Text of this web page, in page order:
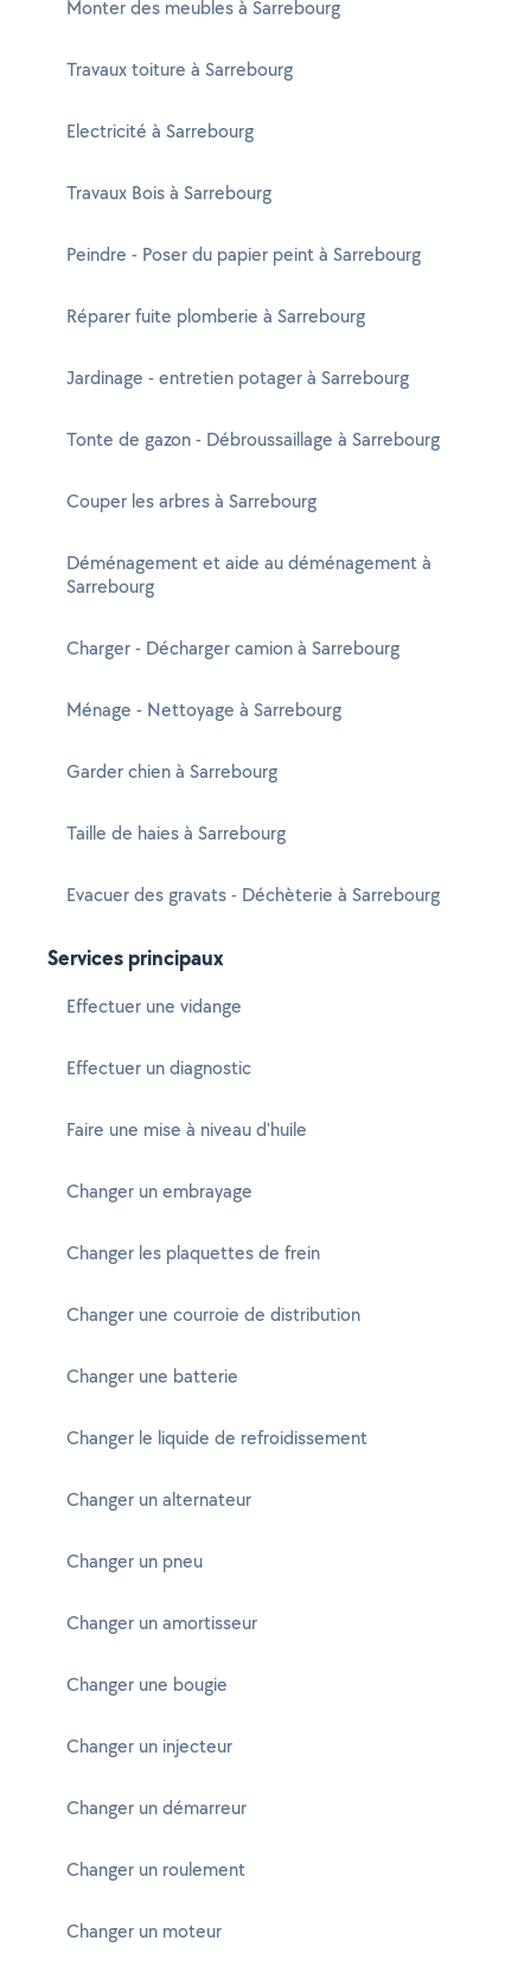
Monter des meubles à Sarrebourg
Travaux toiture à Sarrebourg
Electricité à Sarrebourg
Travaux Bois à Sarrebourg
Peindre - Poser du papier peint à Sarrebourg
Réparer fuite plomberie à Sarrebourg
Jardinage - entretien potager à Sarrebourg
Tonte de gazon - Débroussaillage à Sarrebourg
Couper les arbres à Sarrebourg
Déménagement et aide au déménagement à
Sarrebourg
Charger - Décharger camion à Sarrebourg
Ménage - Nettoyage à Sarrebourg
Garder chien à Sarrebourg
Taille de haies à Sarrebourg
Evacuer des gravats - Déchèterie à Sarrebourg
Services principaux
Effectuer une vidange
Effectuer un diagnostic
Faire une mise à niveau d'huile
Changer un embrayage
Changer les plaquettes de frein
Changer une courroie de distribution
Changer une batterie
Changer le liquide de refroidissement
Changer un alternateur
Changer un pneu
Changer un amortisseur
Changer une bougie
Changer un injecteur
Changer un démarreur
Changer un roulement
Changer un moteur